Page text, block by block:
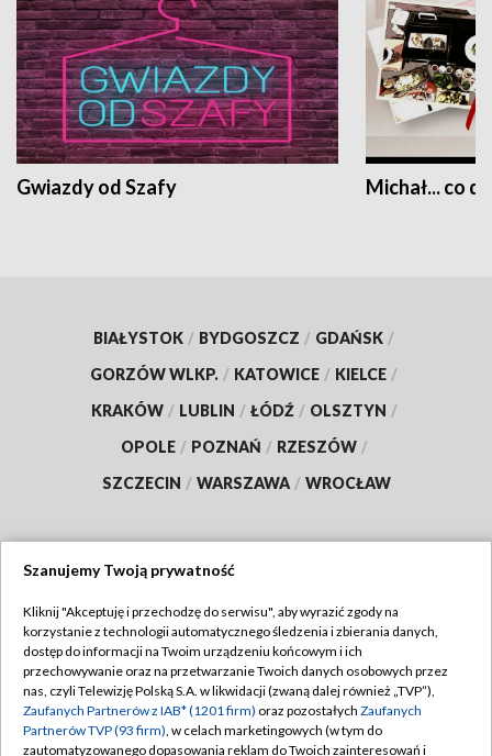
Gwiazdy od Szafy Michał... co
BIAŁYSTOK / BYDGOSZCZ / GDAŃSK /
GORZÓW WLKP. / KATOWICE / KIELCE /
KRAKÓW / LUBLIN / ŁÓDŹ / OLSZTYN /
OPOLE / POZNAŃ / RZESZÓW /
SZCZECIN / WARSZAWA / WROCŁAW
TVP
Abonament TVP
Emisja w TVP
Centrum informacji TVP
Regulamin TVP
Polityka prywatności
Moje zgody
Szanujemy Twoją prywatność
Kliknij "Akceptuję i przechodzę do serwisu", aby wyrazić zgody na
korzystanie z technologii automatycznego śledzenia i zbierania danych,
dostęp do informacji na Twoim urządzeniu końcowym i ich
przechowywanie oraz na przetwarzanie Twoich danych osobowych przez
nas, czyli Telewizję Polską S.A. w likwidacji (zwaną dalej również „TVP”),
Zaufanych Partnerów z IAB* (1201 firm) oraz pozostałych Zaufanych
Partnerów TVP (93 firm), w celach marketingowych (w tym do
zautomatyzowanego dopasowania reklam do Twoich zainteresowań i